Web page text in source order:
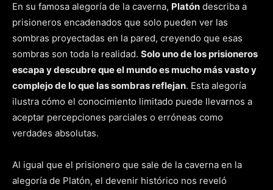
En su famosa alegoría de la caverna, Platón describa a
prisioneros encadenados que solo pueden ver las
sombras proyectadas en la pared, creyendo que esas
sombras son toda la realidad. Solo uno de los prisioneros
escapa y descubre que el mundo es mucho más vasto y
complejo de lo que las sombras reflejan. Esta alegoría
ilustra cómo el conocimiento limitado puede llevarnos a
aceptar percepciones parciales o erróneas como
verdades absolutas.
Al igual que el prisionero que sale de la caverna en la
alegoría de Platón, el devenir histórico nos reveló